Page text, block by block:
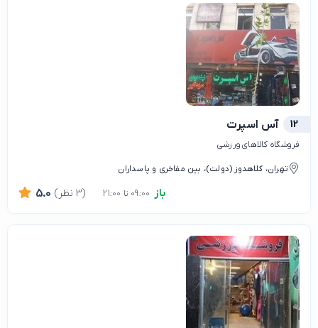
12 آس اسپرت
فروشگاه کالاهای ورزشی
تهران، کلاهدوز (دولت)، بین مفاخری و پاسداران
باز 5.0 (3 نظر)